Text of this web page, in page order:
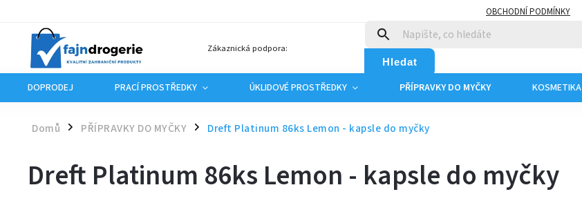
OBCHODNÍ PODMÍNKY
Zákaznická podpora:
Hledat
DOPRODEJ PRACÍ PROSTŘEDKY ÚKLIDOVÉ PROSTŘEDKY PŘÍPRAVKY DO MYČKY KOSMETIKA
Domů / PŘÍPRAVKY DO MYČKY / Dreft Platinum 86ks Lemon - kapsle do myčky
Dreft Platinum 86ks Lemon - kapsle do myčky